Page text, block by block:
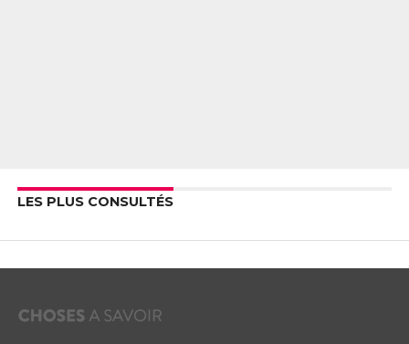
LES PLUS CONSULTÉS